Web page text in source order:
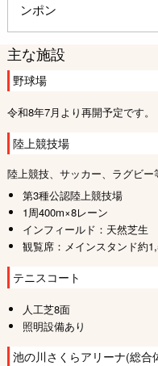
ンポン
主な施設
野球場
令和8年7月より再開予定です。
陸上競技場
陸上競技、サッカー、ラグビー
第3種公認陸上競技場
1周400m×8レーン
インフィールド：天然芝生
観覧席：メインスタンド約
テニスコート
人工芝8面
照明設備あり
池の川さくらアリーナ(総合